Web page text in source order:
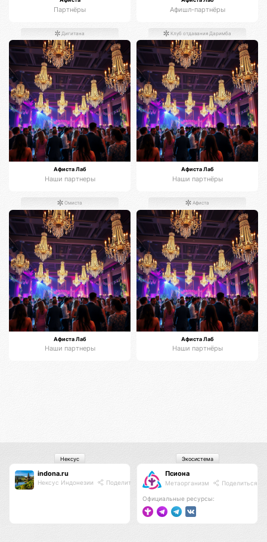
Партнёры Афишл-партнёры
Дигитана
Афиста Лаб
Наши партнеры
Клуб отдавания Даримба
Афиста Лаб
Наши партнёры
Омиста
Афиста Лаб
Наши партнеры
Афиста
Афиста Лаб
Наши партнёры
indona.ru
Нексус Индонезии Поделиться
Нексус
Псиона
Метаорганизм Поделиться
Официальные ресурсы:
Экосистема